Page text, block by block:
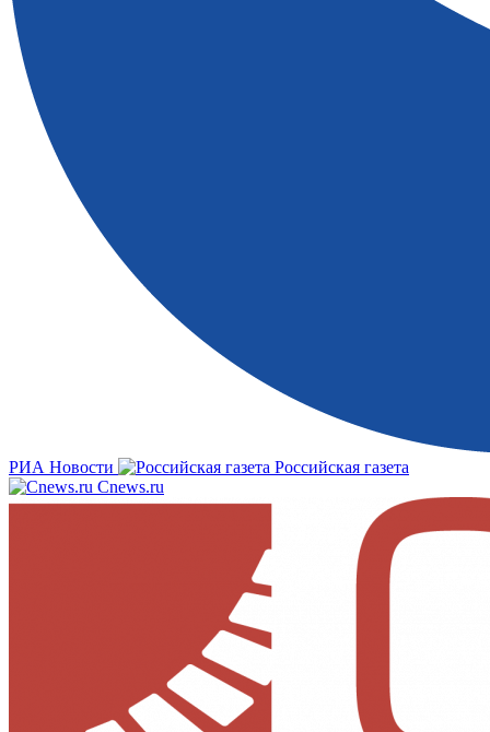
РИА Новости
Российская газета
Cnews.ru